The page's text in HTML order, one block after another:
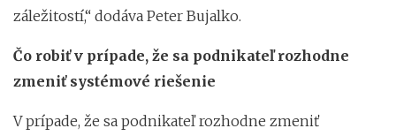
záležitostí,“ dodáva Peter Bujalko.
Čo robiť v prípade, že sa podnikateľ rozhodne
zmeniť systémové riešenie
V prípade, že sa podnikateľ rozhodne zmeniť